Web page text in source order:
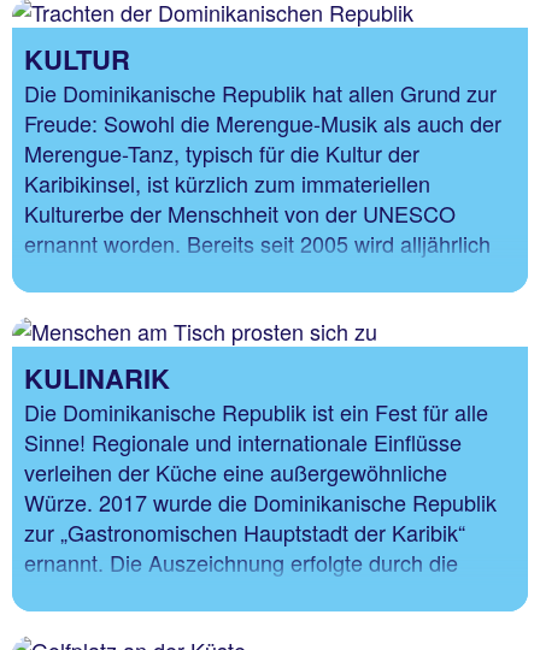
KULTUR
Die Dominikanische Republik hat allen Grund zur
Freude: Sowohl die Merengue-Musik als auch der
Merengue-Tanz, typisch für die Kultur der
Karibikinsel, ist kürzlich zum immateriellen
Kulturerbe der Menschheit von der UNESCO
ernannt worden. Bereits seit 2005 wird alljährlich
in der Dominikanischen Republik gefeiert.
KULINARIK
Die Dominikanische Republik ist ein Fest für alle
Sinne! Regionale und internationale Einflüsse
verleihen der Küche eine außergewöhnliche
Würze. 2017 wurde die Dominikanische Republik
zur „Gastronomischen Hauptstadt der Karibik“
ernannt. Die Auszeichnung erfolgte durch die
Akademien der Gastronomie.